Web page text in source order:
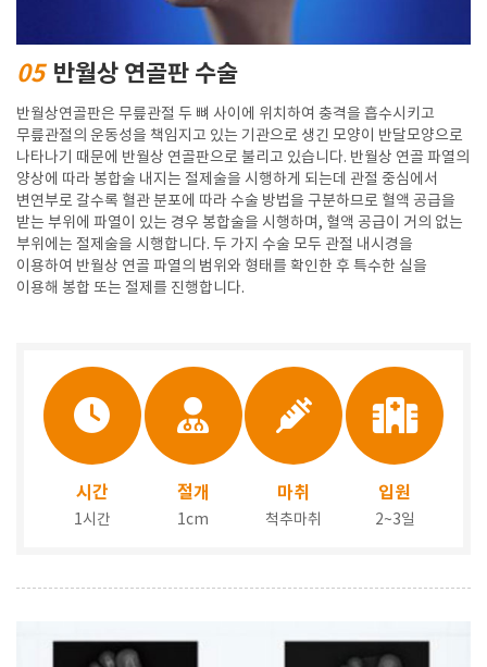
05 반월상 연골판 수술
반월상연골판은 무릎관절 두 뼈 사이에 위치하여 충격을 흡수시키고
무릎관절의 운동성을 책임지고 있는 기관으로 생긴 모양이 반달모양으로
나타나기 때문에 반월상 연골판으로 불리고 있습니다. 반월상 연골 파열의
양상에 따라 봉합술 내지는 절제술을 시행하게 되는데 관절 중심에서
변연부로 갈수록 혈관 분포에 따라 수술 방법을 구분하므로 혈액 공급을
받는 부위에 파열이 있는 경우 봉합술을 시행하며, 혈액 공급이 거의 없는
부위에는 절제술을 시행합니다. 두 가지 수술 모두 관절 내시경을
이용하여 반월상 연골 파열의 범위와 형태를 확인한 후 특수한 실을
이용해 봉합 또는 절제를 진행합니다.
시간
1시간
절개
1cm
마취
척추마취
입원
2~3일